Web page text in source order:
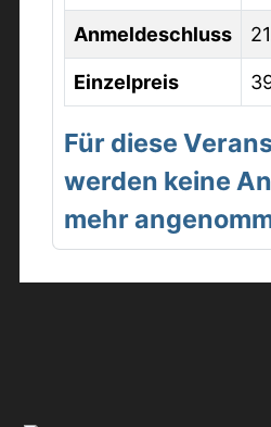
Anmeldeschluss
Einzelpreis
Für diese
werden keine
mehr